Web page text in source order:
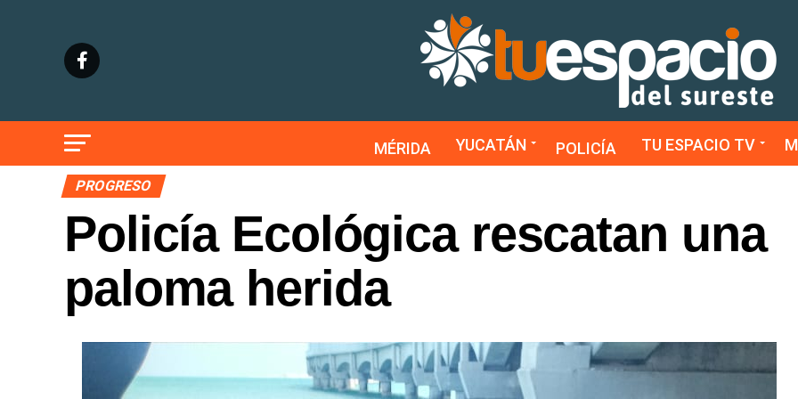
MÉRIDA YUCATÁN POLICÍA TU ESPACIO TV
PROGRESO
Policía Ecológica rescatan una
paloma herida